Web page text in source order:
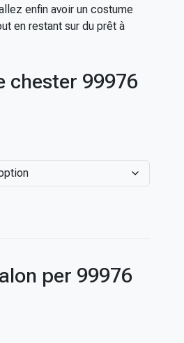
enfin avoir un costume
en restant sur du prêt à
chester 99976
per 99976